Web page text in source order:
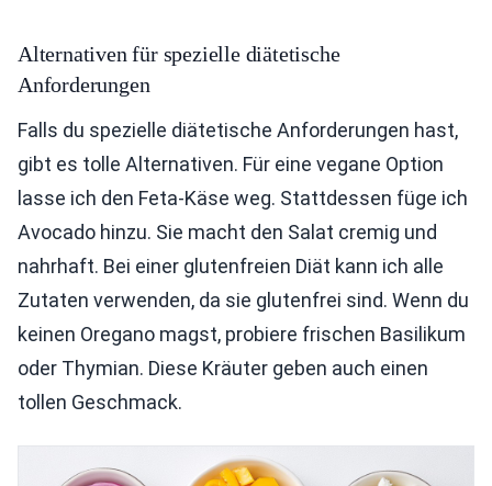
Alternativen für spezielle diätetische
Anforderungen
Falls du spezielle diätetische Anforderungen hast,
gibt es tolle Alternativen. Für eine vegane Option
lasse ich den Feta-Käse weg. Stattdessen füge ich
Avocado hinzu. Sie macht den Salat cremig und
nahrhaft. Bei einer glutenfreien Diät kann ich alle
Zutaten verwenden, da sie glutenfrei sind. Wenn du
keinen Oregano magst, probiere frischen Basilikum
oder Thymian. Diese Kräuter geben auch einen
tollen Geschmack.